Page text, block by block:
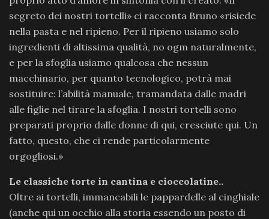
segreto dei nostri tortelli» ci racconta Bruno «risiede
nella pasta e nel ripieno. Per il ripieno usiamo solo
ingredienti di altissima qualità, no ogm naturalmente,
e per la sfoglia usiamo qualcosa che nessun
macchinario, per quanto tecnologico, potrà mai
sostituire: l’abilità manuale, tramandata dalle madri
alle figlie nel tirare la sfoglia. I nostri tortelli sono
preparati proprio dalle donne di qui, cresciute qui. Un
fatto, questo, che ci rende particolarmente
orgogliosi.»
Le classiche torte in cantina e cioccolatine..
Oltre ai tortelli, immancabili le pappardelle al cinghiale
(anche qui un occhio alla storia essendo un posto di